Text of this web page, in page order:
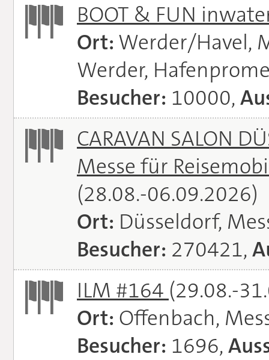
BOOT & FUN
Ort: Werder/Havel,
Werder,
Besucher: 10000,
CARAVAN SALON
Messe für
(28.08.-06.09.2026)
Ort: Düsseldorf,
Besucher: 270421,
ILM #164 (29.08.-
Ort: Offenbach,
Besucher: 1696,